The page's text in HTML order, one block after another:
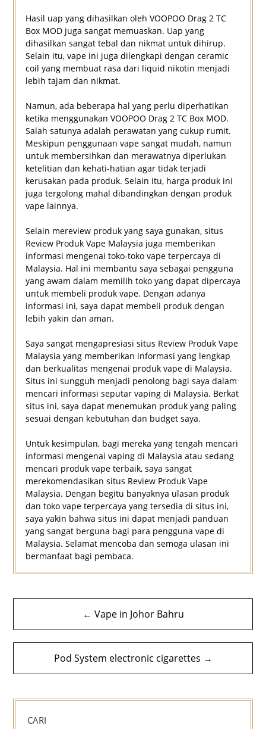
Hasil uap yang dihasilkan oleh VOOPOO Drag 2 TC
Box MOD juga sangat memuaskan. Uap yang
dihasilkan sangat tebal dan nikmat untuk dihirup.
Selain itu, vape ini juga dilengkapi dengan ceramic
coil yang membuat rasa dari liquid nikotin menjadi
lebih tajam dan nikmat.
Namun, ada beberapa hal yang perlu diperhatikan
ketika menggunakan VOOPOO Drag 2 TC Box MOD.
Salah satunya adalah perawatan yang cukup rumit.
Meskipun penggunaan vape sangat mudah, namun
untuk membersihkan dan merawatnya diperlukan
ketelitian dan kehati-hatian agar tidak terjadi
kerusakan pada produk. Selain itu, harga produk ini
juga tergolong mahal dibandingkan dengan produk
vape lainnya.
Selain mereview produk yang saya gunakan, situs
Review Produk Vape Malaysia juga memberikan
informasi mengenai toko-toko vape terpercaya di
Malaysia. Hal ini membantu saya sebagai pengguna
yang awam dalam memilih toko yang dapat dipercaya
untuk membeli produk vape. Dengan adanya
informasi ini, saya dapat membeli produk dengan
lebih yakin dan aman.
Saya sangat mengapresiasi situs Review Produk Vape
Malaysia yang memberikan informasi yang lengkap
dan berkualitas mengenai produk vape di Malaysia.
Situs ini sungguh menjadi penolong bagi saya dalam
mencari informasi seputar vaping di Malaysia. Berkat
situs ini, saya dapat menemukan produk yang paling
sesuai dengan kebutuhan dan budget saya.
Untuk kesimpulan, bagi mereka yang tengah mencari
informasi mengenai vaping di Malaysia atau sedang
mencari produk vape terbaik, saya sangat
merekomendasikan situs Review Produk Vape
Malaysia. Dengan begitu banyaknya ulasan produk
dan toko vape terpercaya yang tersedia di situs ini,
saya yakin bahwa situs ini dapat menjadi panduan
yang sangat berguna bagi para pengguna vape di
Malaysia. Selamat mencoba dan semoga ulasan ini
bermanfaat bagi pembaca.
Navigasi
kiriman
← Vape in Johor Bahru
Pod System electronic cigarettes →
CARI